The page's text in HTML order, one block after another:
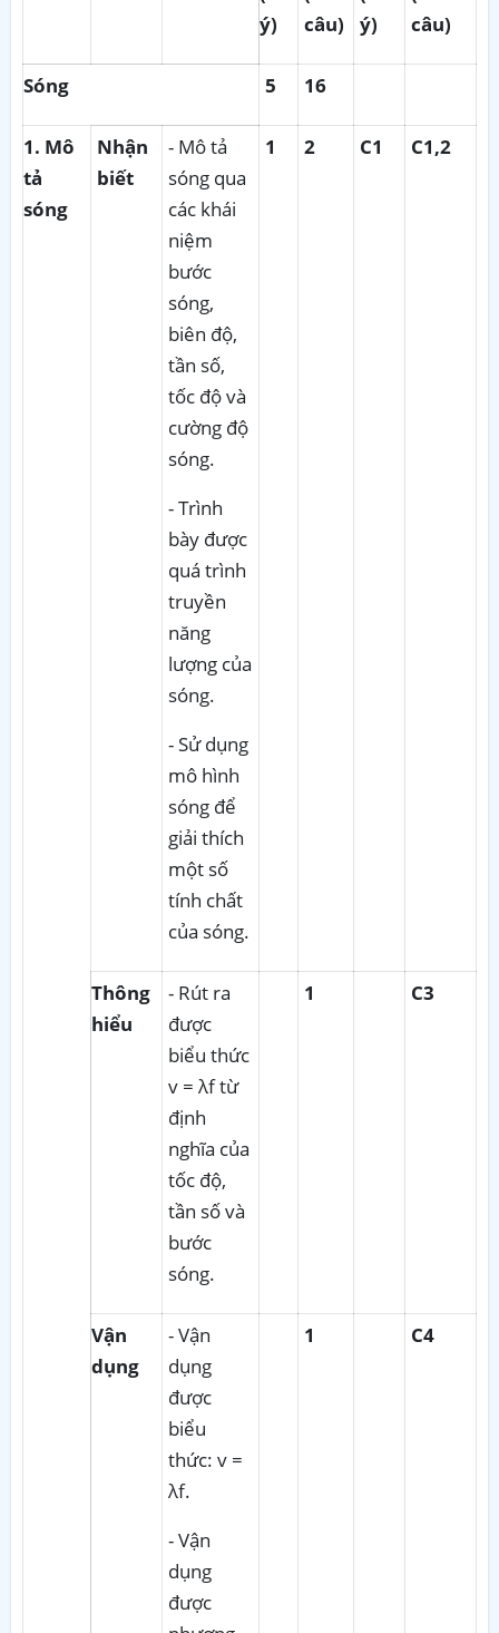
ý)
câu)
ý)
câu)
Sóng 5 16
1. Mô
tả
sóng
Nhận
biết
- Mô tả
sóng qua
các khái
niệm
bước
sóng,
biên độ,
tần số,
tốc độ và
cường độ
sóng.
- Trình
bày được
quá trình
truyền
năng
lượng của
sóng.
- Sử dụng
mô hình
sóng để
giải thích
một số
tính chất
của sóng.
1 2 C1 C1,2
Thông
hiểu
- Rút ra
được
biểu thức
v = λf từ
định
nghĩa của
tốc độ,
tần số và
bước
sóng.
1 C3
Vận
dụng
- Vận
dụng
được
biểu
thức: v =
λf.
- Vận
dụng
được
1 C4